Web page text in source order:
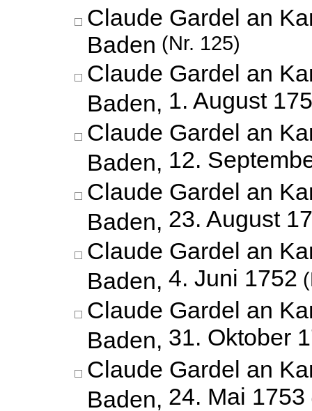
Claude Gardel an
Baden (Nr. 125)
Claude Gardel an
Baden, 1. August
Claude Gardel an
Baden, 12.
Claude Gardel an
Baden, 23. August
Claude Gardel an
Baden, 4. Juni 1752
Claude Gardel an
Baden, 31. Oktober
Claude Gardel an
Baden, 24. Mai 1753